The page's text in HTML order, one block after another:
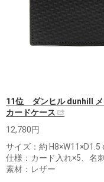
11位 ダンヒル dunhill メ
カードケース
12,780円
サイズ：約 H8×W11×D1.5
仕様：カード入れ×5、名
素材：レザー